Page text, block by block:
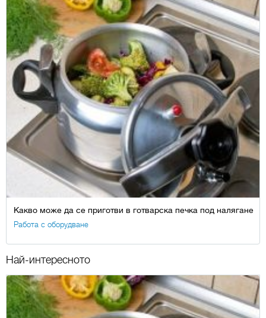
Какво може да се приготви в готварска печка под налягане
Работа с оборудване
Най-интересното